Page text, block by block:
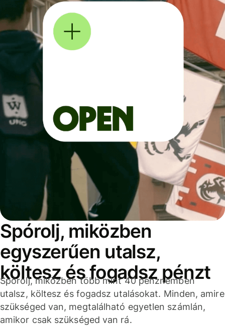
Spórolj, miközben
egyszerűen utalsz,
költesz és fogadsz pénzt
Spórolj, miközben több mint 40 pénznemben
utalsz, költesz és fogadsz utalásokat. Minden, amire
szükséged van, megtalálható egyetlen számlán,
amikor csak szükséged van rá.